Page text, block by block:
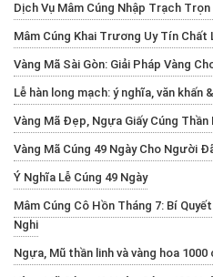
Dịch Vụ Mâm Cúng Nhập Trạch
Mâm Cúng Khai Trương Uy Tín Chất
Vàng Mã Sài Gòn: Giải Pháp Vàng
Lễ hàn long mạch: ý nghĩa, văn
Vàng Mã Đẹp, Ngựa Giấy Cúng
Vàng Mã Cúng 49 Ngày Cho Người
Ý Nghĩa Lễ Cúng 49 Ngày
Mâm Cúng Cô Hồn Tháng 7: Bí
Nghi
Ngựa, Mũ thần linh và vàng hoa 1000